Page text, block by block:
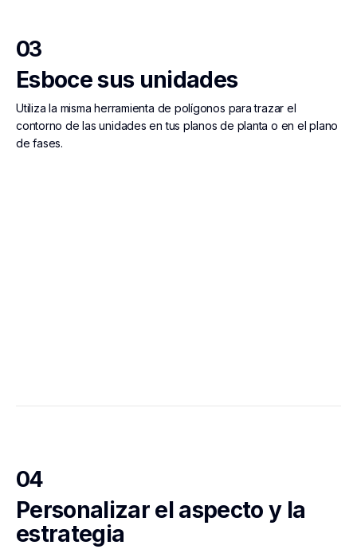
03
Esboce sus unidades
Utiliza la misma herramienta de polígonos para trazar el
contorno de las unidades en tus planos de planta o en el plano
de fases.
04
Personalizar el aspecto y la
estrategia